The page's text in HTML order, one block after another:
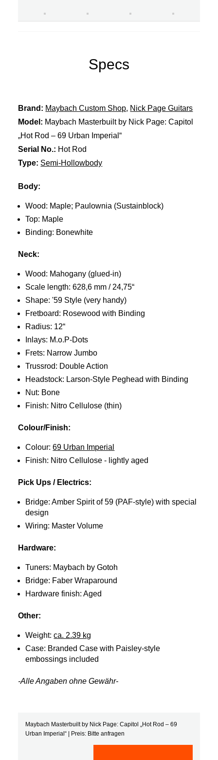
Specs
Brand: Maybach Custom Shop, Nick Page Guitars
Model: Maybach Masterbuilt by Nick Page: Capitol
„Hot Rod – 69 Urban Imperial“
Serial No.: Hot Rod
Type: Semi-Hollowbody
Body:
Wood: Maple; Paulownia (Sustainblock)
Top: Maple
Binding: Bonewhite
Neck:
Wood: Mahogany (glued-in)
Scale length: 628,6 mm / 24,75“
Shape: '59 Style (very handy)
Fretboard: Rosewood with Binding
Radius: 12“
Inlays: M.o.P-Dots
Frets: Narrow Jumbo
Trussrod: Double Action
Headstock: Larson-Style Peghead with Binding
Nut: Bone
Finish: Nitro Cellulose (thin)
Colour/Finish:
Colour:69 Urban Imperial
Finish: Nitro Cellulose - lightly aged
Pick Ups / Electrics:
Bridge: Amber Spirit of 59 (PAF-style) with special
design
Wiring: Master Volume
Hardware:
Tuners: Maybach by Gotoh
Bridge: Faber Wraparound
Hardware finish: Aged
Other:
Weight:ca. 2.39 kg
Case: Branded Case with Paisley-style
embossings included
-Alle Angaben ohne Gewähr-
Maybach Masterbuilt by Nick Page: Capitol „Hot Rod – 69
Urban Imperial“ | Preis: Bitte anfragen